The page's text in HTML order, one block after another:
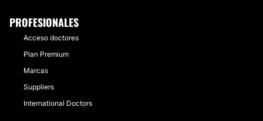
PROFESIONALES
Acceso doctores
Plan Premium
Marcas
Suppliers
International Doctors